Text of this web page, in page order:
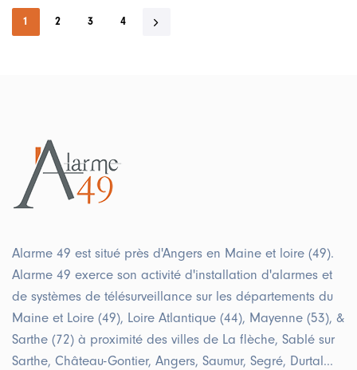
1 2 3 4
Alarme 49 est situé près d'Angers en Maine et loire (49).
Alarme 49 exerce son activité d'installation d'alarmes et
de systèmes de télésurveillance sur les départements du
Maine et Loire (49), Loire Atlantique (44), Mayenne (53), &
Sarthe (72) à proximité des villes de La flèche, Sablé sur
Sarthe, Château-Gontier, Angers, Saumur, Segré, Durtal...